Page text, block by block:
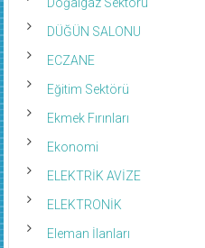
DÜĞÜN SALONU
ECZANE
Eğitim Sektörü
Ekmek Fırınları
Ekonomi
ELEKTRİK AVİZE
ELEKTRONİK
Eleman İlanları